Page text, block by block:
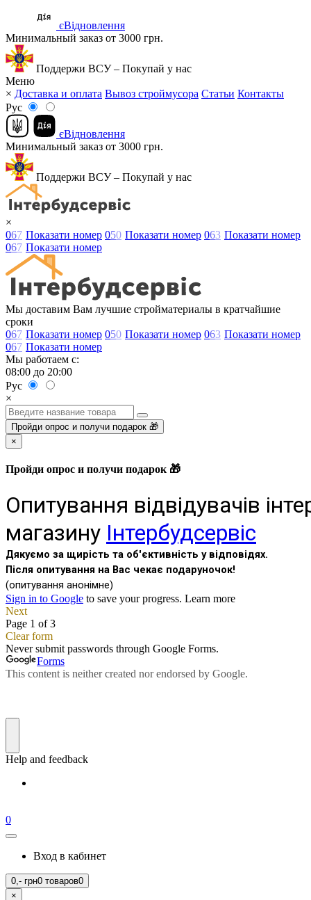
єВідновлення
Минимальный заказ от 3000 грн.
Поддержи ВСУ – Покупай у нас
Меню
× Доставка и оплата Вывоз строймусора Статьи Контакты
Рус
єВідновлення
Минимальный заказ от 3000 грн.
Поддержи ВСУ – Покупай у нас
×
067 Показати номер 050 Показати номер 063 Показати номер
067 Показати номер
Мы доставим Вам лучшие стройматериалы в кратчайшие
сроки
067 Показати номер 050 Показати номер 063 Показати номер
067 Показати номер
Мы работаем с:
08:00 до 20:00
Рус
×
Пройди опрос и получи подарок 🎁
×
Пройди опрос и получи подарок 🎁
0
Вход в кабинет
0,- грн0 товаров0
×